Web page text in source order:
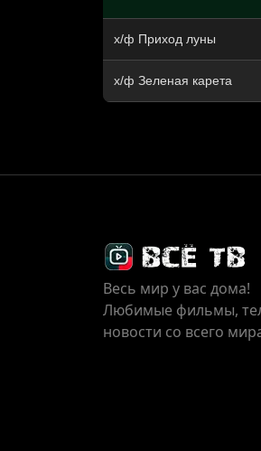
х/ф Приход луны
х/ф Зеленая карета
Весь мир у вас дома!
Любимые фильмы,
новости со всего